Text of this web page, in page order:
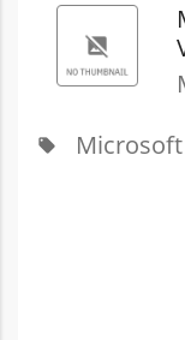
local_offer